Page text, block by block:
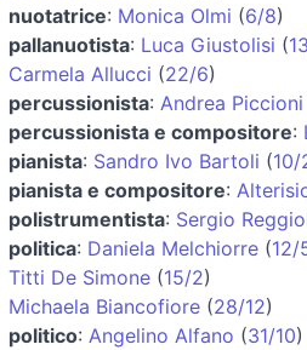
nuotatrice: Monica Olmi (6/8)
pallanuotista: Luca Giustolisi (
Carmela Allucci (22/6)
percussionista: Andrea Piccioni
percussionista e compositore:
pianista: Sandro Ivo Bartoli (10/
pianista e compositore:
polistrumentista: Sergio
politica: Daniela Melchiorre (12/
Titti De Simone (15/2)
Michaela Biancofiore (28/12)
politico: Angelino Alfano (31/10)